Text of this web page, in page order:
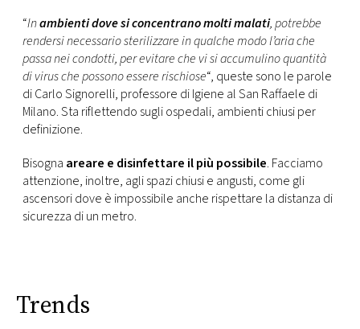
“Inambienti dove si concentrano molti malati, potrebbe
rendersi necessario sterilizzare in qualche modo l’aria che
passa nei condotti, per evitare che vi si accumulino quantità
di virus che possono essere rischiose“, queste sono le parole
di Carlo Signorelli, professore di Igiene al San Raffaele di
Milano. Sta riflettendo sugli ospedali, ambienti chiusi per
definizione.
Bisogna areare e disinfettare il più possibile. Facciamo
attenzione, inoltre, agli spazi chiusi e angusti, come gli
ascensori dove è impossibile anche rispettare la distanza di
sicurezza di un metro.
Trends